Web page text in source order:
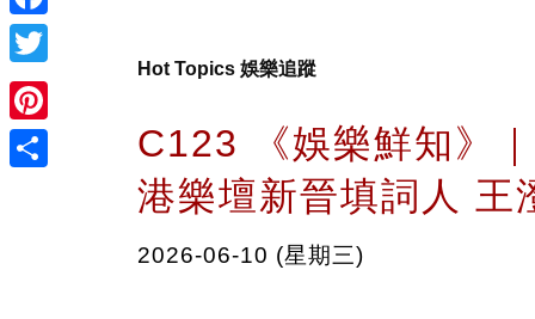
Facebook
Twitter
Pinterest
Hot Topics 娛樂追蹤
C123 《娛樂鮮知》
港樂壇新晉填詞人 王
2026-06-10 (星期三)